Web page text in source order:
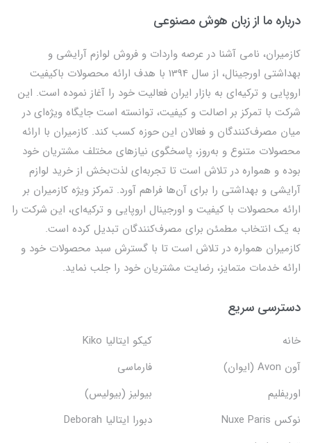
درباره ما از زبان هوش مصنوعی
کازمیران، نامی آشنا در عرصه واردات و فروش لوازم آرایشی و
بهداشتی اورجینال، از سال 1394 با هدف ارائه محصولات باکیفیت
اروپایی و ترکیه‌ای به بازار ایران فعالیت خود را آغاز نموده است. این
شرکت با تمرکز بر اصالت و کیفیت، توانسته است جایگاه ویژه‌ای در
میان مصرف‌کنندگان و فعالان این حوزه کسب کند. کازمیران با ارائه
محصولات متنوع و به‌روز، پاسخگوی نیازهای مختلف مشتریان خود
بوده و همواره در تلاش است تا تجربه‌ای لذت‌بخش از خرید لوازم
آرایشی و بهداشتی را برای آن‌ها فراهم آورد. تمرکز ویژه کازمیران بر
ارائه محصولات با کیفیت و اورجینال اروپایی و ترکیه‌ای، این شرکت را
به یک انتخاب مطمئن برای مصرف‌کنندگان تبدیل کرده است.
کازمیران همواره در تلاش است تا با گسترش سبد محصولات خود و
ارائه خدمات متمایز، رضایت مشتریان خود را جلب نماید.
دسترسی سریع
خانه
کیکو ایتالیا Kiko
آون Avon (ایوان)
فارماسی
اوریفلیم
بیولیز (بیولیس)
نوکس Nuxe Paris
دبورا ایتالیا Deborah